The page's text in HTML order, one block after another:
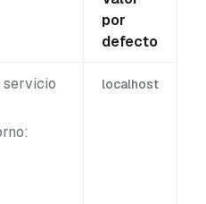
por
defecto
servicio
localhost